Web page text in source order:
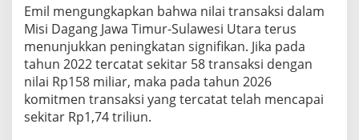
Emil mengungkapkan bahwa nilai transaksi dalam
Misi Dagang Jawa Timur-Sulawesi Utara terus
menunjukkan peningkatan signifikan. Jika pada
tahun 2022 tercatat sekitar 58 transaksi dengan
nilai Rp158 miliar, maka pada tahun 2026
komitmen transaksi yang tercatat telah mencapai
sekitar Rp1,74 triliun.